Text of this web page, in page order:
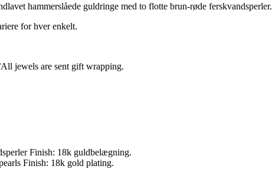
hammerslåede guldringe med to flotte brun-røde ferskvandsperler.
for hver enkelt.
jewels are sent gift wrapping.
Finish: 18k guldbelægning.
Finish: 18k gold plating.